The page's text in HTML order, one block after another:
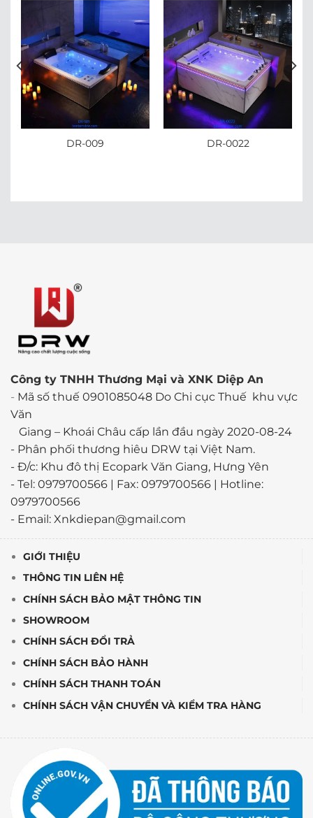
DR-009 DR-0022
Công ty TNHH Thương Mại và XNK Diệp An
- Mã số thuế 0901085048 Do Chi cục Thuế khu vực
Văn
Giang – Khoái Châu cấp lần đầu ngày 2020-08-24
- Phân phối thương hiêu DRW tại Việt Nam.
- Đ/c: Khu đô thị Ecopark Văn Giang, Hưng Yên
- Tel: 0979700566 | Fax: 0979700566 | Hotline:
0979700566
- Email: Xnkdiepan@gmail.com
GIỚI THIỆU
THÔNG TIN LIÊN HỆ
CHÍNH SÁCH BẢO MẬT THÔNG TIN
SHOWROOM
CHÍNH SÁCH ĐỔI TRẢ
CHÍNH SÁCH BẢO HÀNH
CHÍNH SÁCH THANH TOÁN
CHÍNH SÁCH VẬN CHUYỂN VÀ KIỂM TRA HÀNG